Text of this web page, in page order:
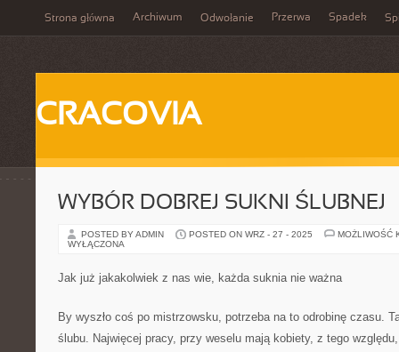
Strona główna Archiwum Odwołanie Przerwa Spadek
CRACOVIA
WYBÓR DOBREJ SUKNI ŚLUBNEJ
POSTED BY ADMIN POSTED ON WRZ - 27 - 2025
MOŻLIWOŚĆ
WYŁĄCZONA
Jak już jakakolwiek z nas wie, każda suknia nie ważna
By wyszło coś po mistrzowsku, potrzeba na to odrobinę czasu.
ślubu. Najwięcej pracy, przy weselu mają kobiety, z tego